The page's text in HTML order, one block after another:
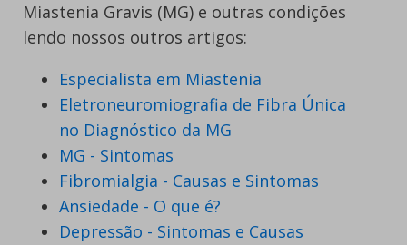
Miastenia Gravis (MG) e outras condições
lendo nossos outros artigos:
Especialista em Miastenia
Eletroneuromiografia de Fibra Única
no Diagnóstico da MG
MG - Sintomas
Fibromialgia - Causas e Sintomas
Ansiedade - O que é?
Depressão - Sintomas e Causas